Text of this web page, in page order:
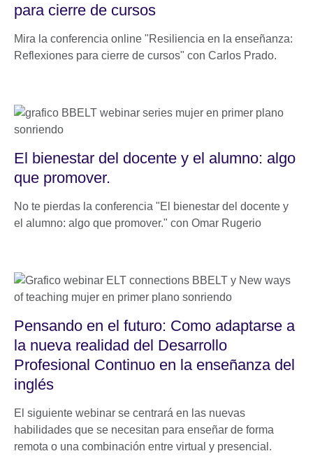
para cierre de cursos
Mira la conferencia online "Resiliencia en la enseñanza:
Reflexiones para cierre de cursos" con Carlos Prado.
El bienestar del docente y el alumno: algo
que promover.
No te pierdas la conferencia "El bienestar del docente y
el alumno: algo que promover." con Omar Rugerio
Pensando en el futuro: Como adaptarse a
la nueva realidad del Desarrollo
Profesional Continuo en la enseñanza del
inglés
El siguiente webinar se centrará en las nuevas
habilidades que se necesitan para enseñar de forma
remota o una combinación entre virtual y presencial.